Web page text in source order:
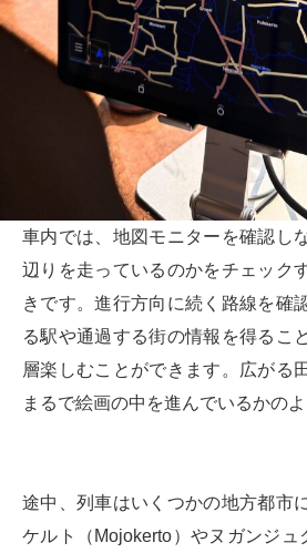
車内では、地図モニターを確認し
辺りを走っているのかをチェック
きです。進行方向に続く路線を確
る駅や通過する街の情報を得るこ
層楽しむことができます。広がる
まるで絵画の中を進んでいるかのよ
途中、列車はいくつかの地方都市
ケルト（Mojokerto）やヌガンジュ